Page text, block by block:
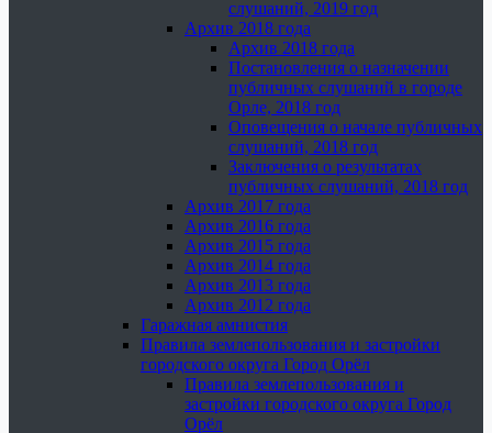
слушаний, 2019 год
Архив 2018 года
Архив 2018 года
Постановления о назначении
публичных слушаний в городе
Орле, 2018 год
Оповещения о начале публичных
слушаний, 2018 год
Заключения о результатах
публичных слушаний, 2018 год
Архив 2017 года
Архив 2016 года
Архив 2015 года
Архив 2014 года
Архив 2013 года
Архив 2012 года
Гаражная амнистия
Правила землепользования и застройки
городского округа Город Орёл
Правила землепользования и
застройки городского округа Город
Орёл